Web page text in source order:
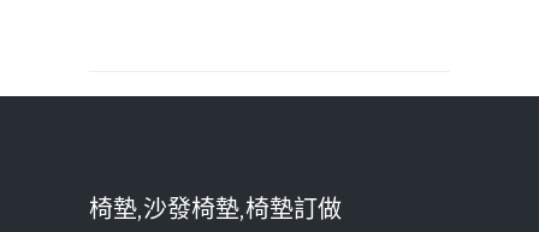
椅墊,沙發椅墊,椅墊訂做